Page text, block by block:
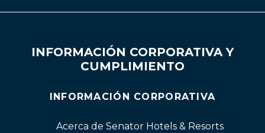
INFORMACIÓN CORPORATIVA Y
CUMPLIMIENTO
INFORMACIÓN CORPORATIVA
Acerca de Senator Hotels & Resorts